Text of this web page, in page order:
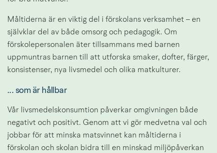
Måltiderna är en viktig del i förskolans verksamhet – en
självklar del av både omsorg och pedagogik. Om
förskolepersonalen äter tillsammans med barnen
uppmuntras barnen till att utforska smaker, dofter, färger,
konsistenser, nya livsmedel och olika matkulturer.
... som är hållbar
Vår livsmedelskonsumtion påverkar omgivningen både
negativt och positivt. Genom att vi gör medvetna val och
jobbar för att minska matsvinnet kan måltiderna i
förskolan och skolan bidra till en minskad miljöpåverkan